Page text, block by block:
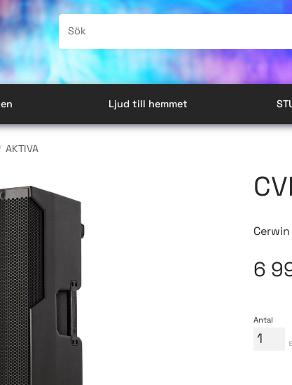
Ljud till hemmet
AKTIVA
Cerwin
6
Antal